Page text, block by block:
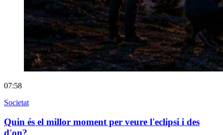
07:58
Societat
Quin és el millor moment per veure l'eclipsi i des
d'on?